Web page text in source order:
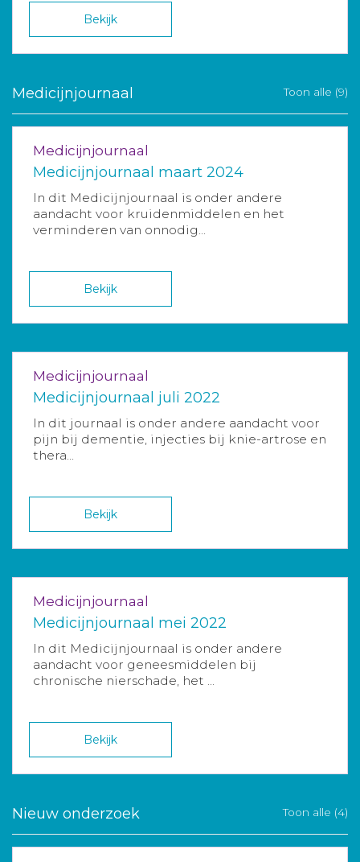
Bekijk
Medicijnjournaal Toon alle (9)
Medicijnjournaal
Medicijnjournaal maart 2024
In dit Medicijnjournaal is onder andere
aandacht voor kruidenmiddelen en het
verminderen van onnodig...
Bekijk
Medicijnjournaal
Medicijnjournaal juli 2022
In dit journaal is onder andere aandacht voor
pijn bij dementie, injecties bij knie-artrose en
thera...
Bekijk
Medicijnjournaal
Medicijnjournaal mei 2022
In dit Medicijnjournaal is onder andere
aandacht voor geneesmiddelen bij
chronische nierschade, het ...
Bekijk
Nieuw onderzoek Toon alle (4)